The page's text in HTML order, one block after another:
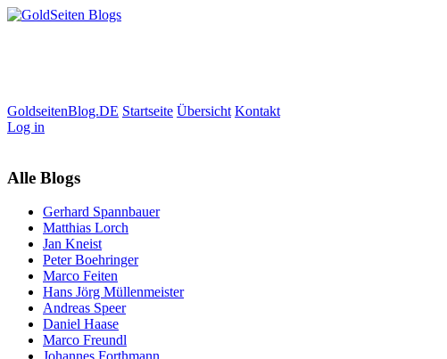
GoldseitenBlog.DE Startseite Übersicht Kontakt
Log in
Alle Blogs
Gerhard Spannbauer
Matthias Lorch
Jan Kneist
Peter Boehringer
Marco Feiten
Hans Jörg Müllenmeister
Andreas Speer
Daniel Haase
Marco Freundl